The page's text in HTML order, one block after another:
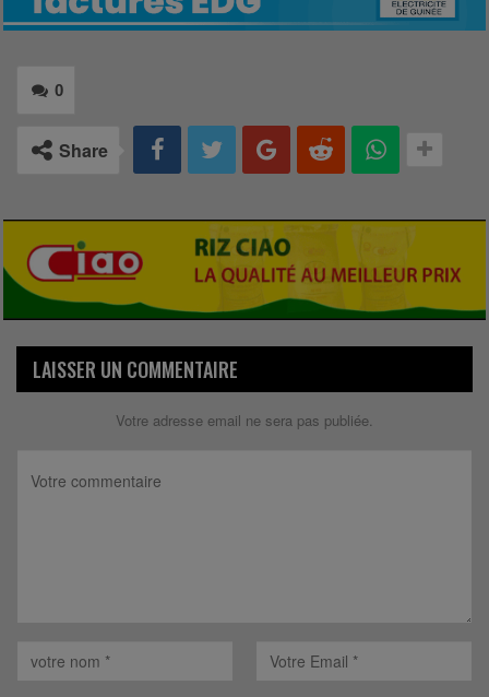
0
Share
LAISSER UN COMMENTAIRE
Votre adresse email ne sera pas publiée.